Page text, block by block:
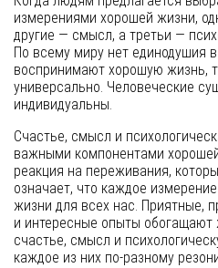
измерениями хорошей жизни,
другие — смысл, а третьи —
По всему миру нет единодушия
воспринимают хорошую жизнь,
универсально. Человеческие
индивидуальны.
Счастье, смысл и
важными компонентами
реакция на переживания,
означает, что каждое
жизни для всех нас. Приятные,
и интересные опыты обогащают
счастье, смысл и
каждое из них по-разному